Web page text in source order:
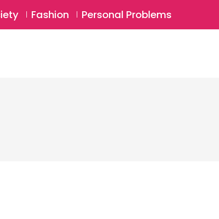
Login ⚲
Fashion Personal Problems